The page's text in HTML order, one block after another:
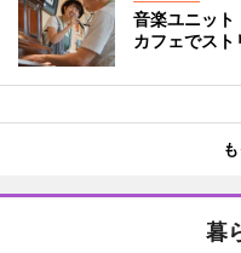
音楽ユニット
カフェでスト
暮